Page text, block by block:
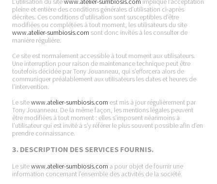
pleine et entière des conditions générales d’utilisation ci-après
décrites. Ces conditions d’utilisation sont susceptibles d’être
modifiées ou complétées à tout moment, les utilisateurs du site
www.atelier-sumbiosis.com sont donc invités à les consulter de
manière régulière.
Ce site est normalement accessible à tout moment aux utilisateurs.
Une interruption pour raison de maintenance technique peut être
toutefois décidée par Tony Jouanneau, qui s’efforcera alors de
communiquer préalablement aux utilisateurs les dates et heures de
l’intervention.
Le sitewww.atelier-sumbiosis.com est mis à jour régulièrement par
Tony Jouanneau. De la même façon, les mentions légales peuvent
être modifiées à tout moment : elles s’imposent néanmoins à
l’utilisateur qui est invité à s’y référer le plus souvent possible afin d’en
prendre connaissance.
3. DESCRIPTION DES SERVICES FOURNIS.
Le sitewww.atelier-sumbiosis.com a pour objet de fournir une
information concernant l’ensemble des activités de la société.